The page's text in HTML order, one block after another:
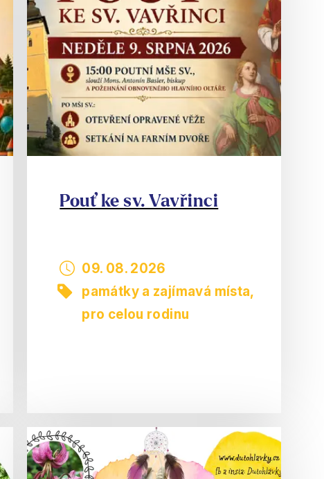
Pouť ke sv. Vavřinci
09. 08. 2026
památky a zajímavá místa,
pro celou rodinu